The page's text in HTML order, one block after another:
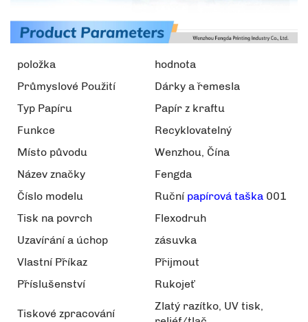
položka
hodnota
Průmyslové Použití
Dárky a řemesla
Typ Papíru
Papír z kraftu
Funkce
Recyklovatelný
Místo původu
Wenzhou, Čína
Název značky
Fengda
Číslo modelu
Ruční papírová taška 001
Tisk na povrch
Flexodruh
Uzavírání a úchop
zásuvka
Vlastní Příkaz
Přijmout
Příslušenství
Rukojeť
Tiskové zpracování
Zlatý razítko, UV tisk,